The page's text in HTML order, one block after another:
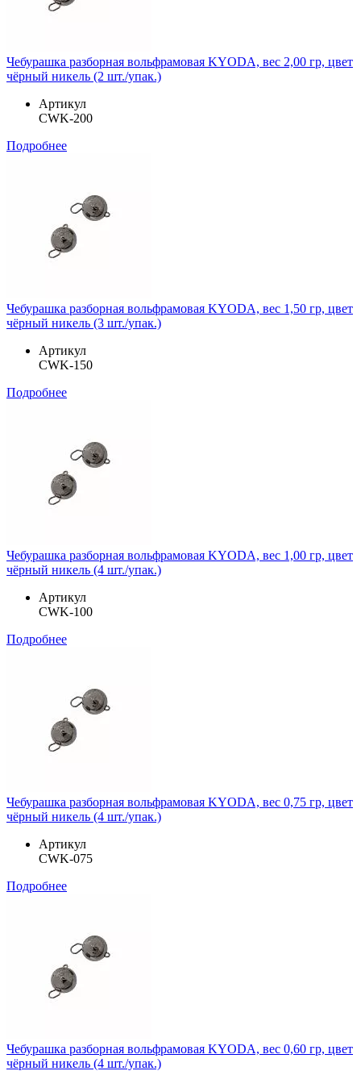
Чебурашка разборная вольфрамовая KYODA, вес 2,00 гр, цвет
чёрный никель (2 шт./упак.)
Артикул
CWK-200
Подробнее
Чебурашка разборная вольфрамовая KYODA, вес 1,50 гр, цвет
чёрный никель (3 шт./упак.)
Артикул
CWK-150
Подробнее
Чебурашка разборная вольфрамовая KYODA, вес 1,00 гр, цвет
чёрный никель (4 шт./упак.)
Артикул
CWK-100
Подробнее
Чебурашка разборная вольфрамовая KYODA, вес 0,75 гр, цвет
чёрный никель (4 шт./упак.)
Артикул
CWK-075
Подробнее
Чебурашка разборная вольфрамовая KYODA, вес 0,60 гр, цвет
чёрный никель (4 шт./упак.)